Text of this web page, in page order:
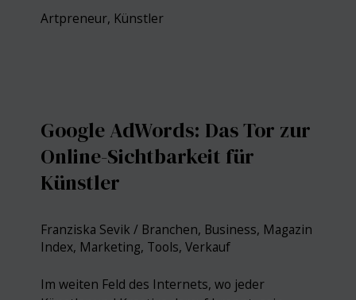
deinen
Artpreneur, Künstler
Google AdWords: Das Tor zur
Online-Sichtbarkeit für
Künstler
Franziska Sevik/ Branchen, Business, Magazin
Index, Marketing, Tools,Verkauf
Im weiten Feld des Internets, wo jeder